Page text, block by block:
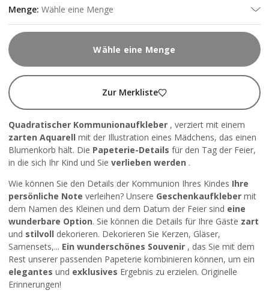
Menge: Wähle eine Menge
Wähle eine Menge
Zur Merkliste
Quadratischer Kommunionaufkleber , verziert mit einem
zarten Aquarell mit der Illustration eines Mädchens, das einen
Blumenkorb hält. Die Papeterie-Details für den Tag der Feier,
in die sich Ihr Kind und Sie verlieben werden .
Wie können Sie den Details der Kommunion Ihres Kindes Ihre
persönliche Note verleihen? Unsere Geschenkaufkleber mit
dem Namen des Kleinen und dem Datum der Feier sind eine
wunderbare Option. Sie können die Details für Ihre Gäste zart
und stilvoll dekorieren. Dekorieren Sie Kerzen, Gläser,
Samensets,... Ein wunderschönes Souvenir , das Sie mit dem
Rest unserer passenden Papeterie kombinieren können, um ein
elegantes und exklusives Ergebnis zu erzielen. Originelle
Erinnerungen!